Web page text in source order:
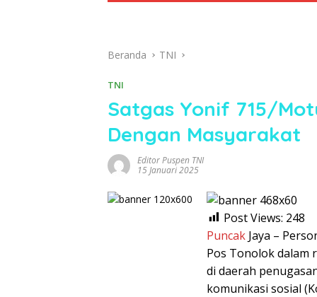
Beranda TNI
TNI
Satgas Yonif 715/
Dengan Masyarakat
Editor Puspen TNI
15 Januari 2025
Post Views: 248
Puncak Jaya –
Pos Tonolok dalam
di daerah
komunikasi sosial